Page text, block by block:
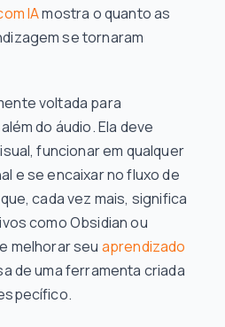
IAmostra o quanto as
se tornaram
voltada para
do áudio. Ela deve
funcionar em qualquer
e se encaixar no fluxo de
cada vez mais, significa
como Obsidian ou
melhorar seu aprendizado
de uma ferramenta criada